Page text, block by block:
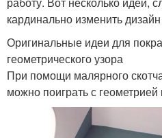
кардинально изменить
Оригинальные идеи для
геометрического узора
При помощи малярного
можно поиграть с